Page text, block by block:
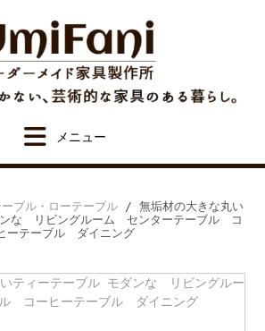
ブル・ローテーブル/ 無垢材の大きな丸い
ンな リビングルーム センターテーブル コ
ーテーブル ダイニング